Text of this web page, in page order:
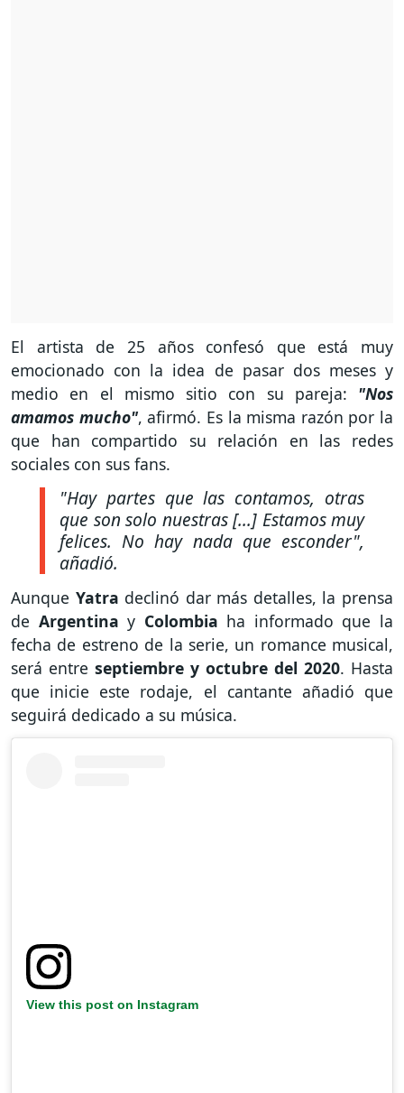
El artista de 25 años confesó que está muy
emocionado con la idea de pasar dos meses y
medio en el mismo sitio con su pareja: "Nos
amamos mucho", afirmó. Es la misma razón por la
que han compartido su relación en las redes
sociales con sus fans.
"Hay partes que las contamos, otras
que son solo nuestras [...] Estamos muy
felices. No hay nada que esconder",
añadió.
Aunque Yatra declinó dar más detalles, la prensa
de Argentinay Colombia ha informado que la
fecha de estreno de la serie, un romance musical,
será entre septiembre y octubre del 2020. Hasta
que inicie este rodaje, el cantante añadió que
seguirá dedicado a su música.
View this post on Instagram